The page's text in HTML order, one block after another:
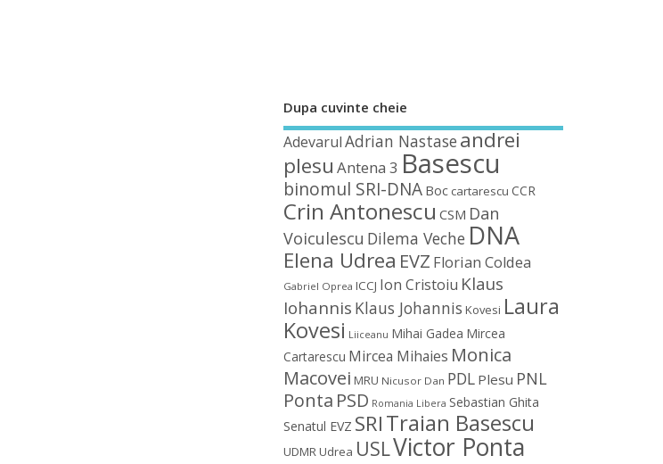
Dupa cuvinte cheie
Adevarul Adrian Nastaseandrei
plesu Antena 3 Basescu
binomul SRI-DNA Boc cartarescu CCR
Crin Antonescu CSM Dan
Voiculescu Dilema Veche DNA
Elena Udrea EVZ Florian Coldea
Gabriel Oprea ICCJ Ion Cristoiu Klaus
Iohannis Klaus Johannis Kovesi Laura
Kovesi Liiceanu Mihai Gadea Mircea
Cartarescu Mircea Mihaies Monica
Macovei MRU Nicusor Dan PDL Plesu PNL
Ponta PSD Romania Libera Sebastian Ghita
Senatul EVZ SRITraian Basescu
UDMRUdrea USLVictor Ponta